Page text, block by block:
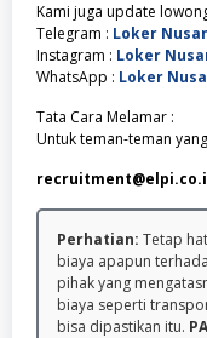
Kami juga update
Telegram : Loker
Instagram : Loker
WhatsApp : Loker
Tata Cara Melamar :
Untuk teman-teman
Perhatian: Tetap
biaya apapun
pihak yang
biaya seperti
bisa dipastikan itu.